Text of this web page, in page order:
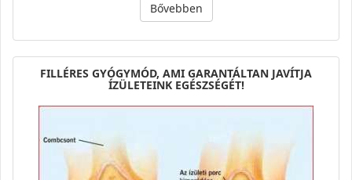
Bővebben
FILLÉRES GYÓGYMÓD, AMI GARANTÁLTAN JAVÍTJA
ÍZÜLETEINK EGÉSZSÉGÉT!